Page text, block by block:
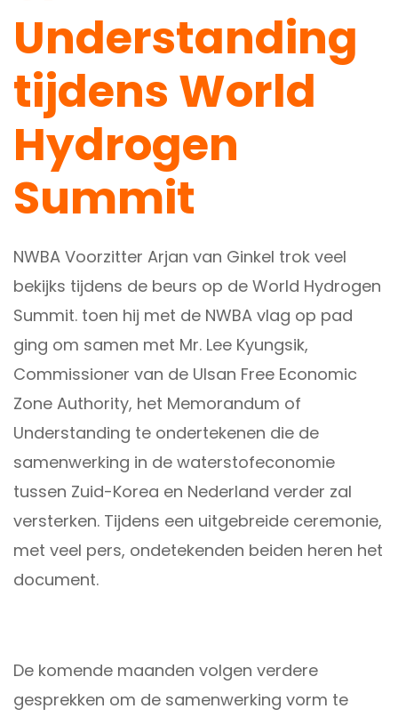
Understanding
tijdens World
Hydrogen
Summit
NWBA Voorzitter Arjan van Ginkel trok veel
bekijks tijdens de beurs op de World Hydrogen
Summit. toen hij met de NWBA vlag op pad
ging om samen met Mr. Lee Kyungsik,
Commissioner van de Ulsan Free Economic
Zone Authority, het Memorandum of
Understanding te ondertekenen die de
samenwerking in de waterstofeconomie
tussen Zuid-Korea en Nederland verder zal
versterken. Tijdens een uitgebreide ceremonie,
met veel pers, ondetekenden beiden heren het
document.
De komende maanden volgen verdere
gesprekken om de samenwerking vorm te